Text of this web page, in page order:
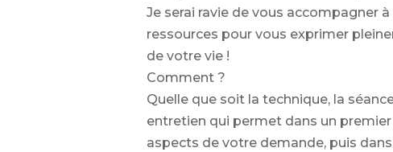
Je serai ravie de vous accompagner
ressources pour vous exprimer
de votre vie !
Comment ?
Quelle que soit la technique, la
entretien qui permet dans un
aspects de votre demande, puis